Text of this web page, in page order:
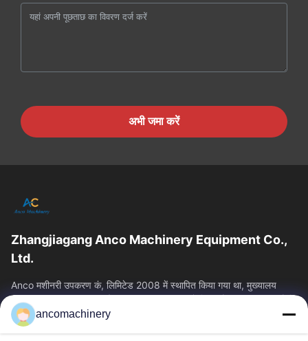
अभी जमा करें
Zhangjiagang Anco Machinery Equipment Co.,
Ltd.
Anco मशीनरी उपकरण कं, लिमिटेड 2008 में स्थापित किया गया था, मुख्यालय
Zhangjiagang शहर, सुज़ौ शहर, Jiangsu प्रांत में स्थित है। यह एक उद्यम है कि
त्वरित लिंकancomachinery